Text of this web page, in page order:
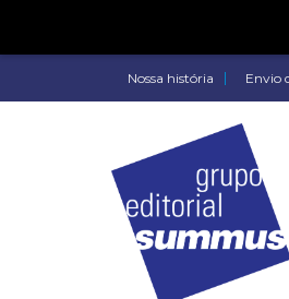
Nossa história Envio